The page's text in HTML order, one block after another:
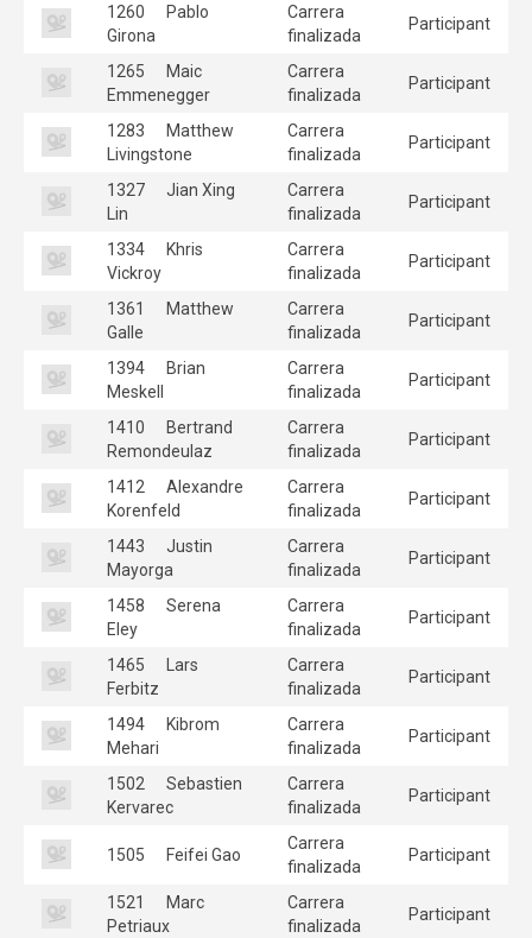
1260
Pablo
Girona
Carrera
finalizada
Participant
1265
Maic
Emmenegger
Carrera
finalizada
Participant
1283
Matthew
Livingstone
Carrera
finalizada
Participant
1327
Jian Xing
Lin
Carrera
finalizada
Participant
1334
Khris
Vickroy
Carrera
finalizada
Participant
1361
Matthew
Galle
Carrera
finalizada
Participant
1394
Brian
Meskell
Carrera
finalizada
Participant
1410
Bertrand
Remondeulaz
Carrera
finalizada
Participant
1412
Alexandre
Korenfeld
Carrera
finalizada
Participant
1443
Justin
Mayorga
Carrera
finalizada
Participant
1458
Serena
Eley
Carrera
finalizada
Participant
1465
Lars
Ferbitz
Carrera
finalizada
Participant
1494
Kibrom
Mehari
Carrera
finalizada
Participant
1502
Sebastien
Kervarec
Carrera
finalizada
Participant
1505 Feifei Gao
Carrera
finalizada
Participant
1521
Marc
Petriaux
Carrera
finalizada
Participant